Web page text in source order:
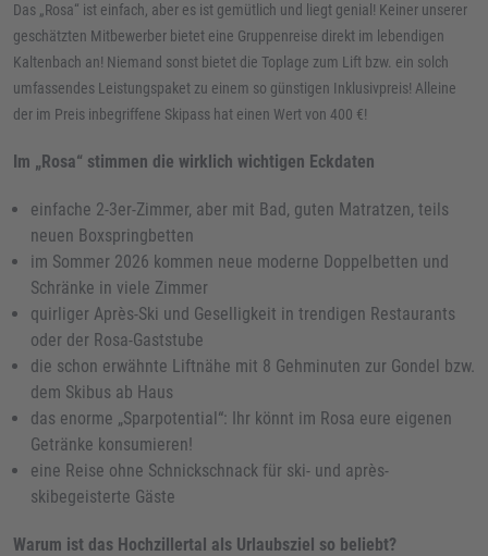
Das „Rosa“ ist einfach, aber es ist gemütlich und liegt genial! Keiner unserer
geschätzten Mitbewerber bietet eine Gruppenreise direkt im lebendigen
Kaltenbach an! Niemand sonst bietet die Toplage zum Lift bzw. ein solch
umfassendes Leistungspaket zu einem so günstigen Inklusivpreis! Alleine
der im Preis inbegriffene Skipass hat einen Wert von 400 €!
Im „Rosa“ stimmen die wirklich wichtigen Eckdaten
einfache 2-3er-Zimmer, aber mit Bad, guten Matratzen, teils
neuen Boxspringbetten
im Sommer 2026 kommen neue moderne Doppelbetten und
Schränke in viele Zimmer
quirliger Après-Ski und Geselligkeit in trendigen Restaurants
oder der Rosa-Gaststube
die schon erwähnte Liftnähe mit 8 Gehminuten zur Gondel bzw.
dem Skibus ab Haus
das enorme „Sparpotential“: Ihr könnt im Rosa eure eigenen
Getränke konsumieren!
eine Reise ohne Schnickschnack für ski- und après-
skibegeisterte Gäste
Warum ist das Hochzillertal als Urlaubsziel so beliebt?